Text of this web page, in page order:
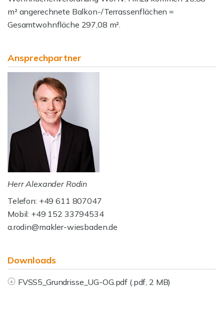
m² angerechnete Balkon-/Terrassenflächen =
Gesamtwohnfläche 297,08 m².
Ansprechpartner
Herr Alexander Rodin
Telefon: +49 611 807047
Mobil: +49 152 33794534
a.rodin@makler-wiesbaden.de
Downloads
FVSS5_Grundrisse_UG-OG.pdf (.pdf, 2 MB)